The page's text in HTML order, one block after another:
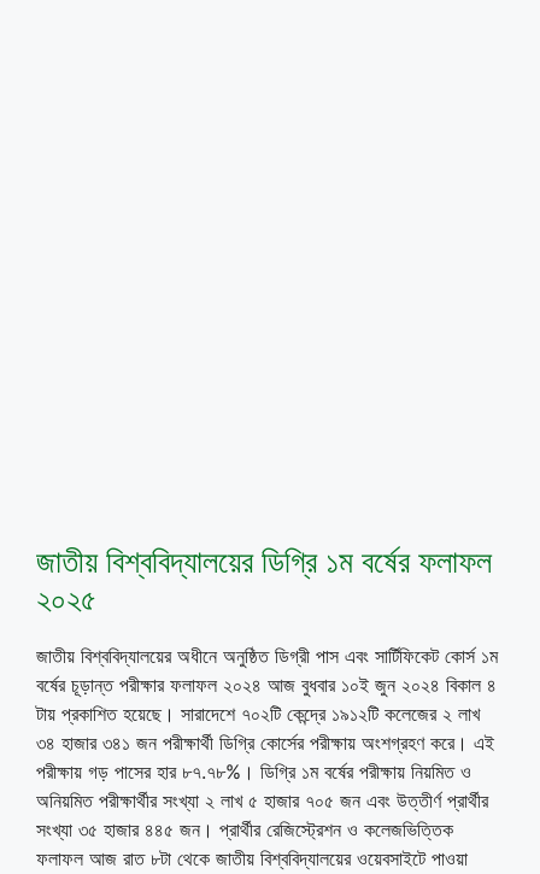
জাতীয় বিশ্ববিদ্যালয়ের ডিগ্রি ১ম বর্ষের ফলাফল
২০২৫
জাতীয় বিশ্ববিদ্যালয়ের অধীনে অনুষ্ঠিত ডিগ্রী পাস এবং সার্টিফিকেট কোর্স ১ম
বর্ষের চূড়ান্ত পরীক্ষার ফলাফল ২০২৪ আজ বুধবার ১০ই জুন ২০২৪ বিকাল ৪
টায় প্রকাশিত হয়েছে। সারাদেশে ৭০২টি কেন্দ্রে ১৯১২টি কলেজের ২ লাখ
৩৪ হাজার ৩৪১ জন পরীক্ষার্থী ডিগ্রি কোর্সের পরীক্ষায় অংশগ্রহণ করে। এই
পরীক্ষায় গড় পাসের হার ৮৭.৭৮%। ডিগ্রি ১ম বর্ষের পরীক্ষায় নিয়মিত ও
অনিয়মিত পরীক্ষার্থীর সংখ্যা ২ লাখ ৫ হাজার ৭০৫ জন এবং উত্তীর্ণ প্রার্থীর
সংখ্যা ৩৫ হাজার ৪৪৫ জন। প্রার্থীর রেজিস্ট্রেশন ও কলেজভিত্তিক
ফলাফল আজ রাত ৮টা থেকে জাতীয় বিশ্ববিদ্যালয়ের ওয়েবসাইটে পাওয়া